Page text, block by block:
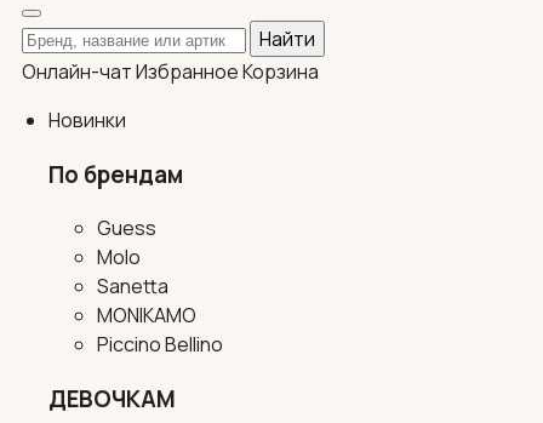
Поиск по каталогу
Найти
Онлайн-чатИзбранноеКорзина
Новинки
По брендам
Guess
Molo
Sanetta
MONIKAMO
Piccino Bellino
ДЕВОЧКАМ